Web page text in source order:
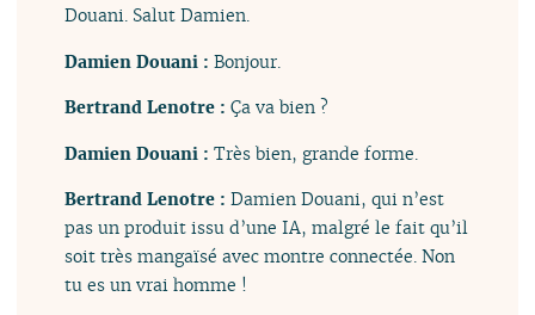
Douani. Salut Damien.
Damien Douani :Bonjour.
Bertrand Lenotre :Ça va bien ?
Damien Douani :Très bien, grande forme.
Bertrand Lenotre :Damien Douani, qui n’est
pas un produit issu d’une IA, malgré le fait qu’il
soit très mangaïsé avec montre connectée. Non
tu es un vrai homme !